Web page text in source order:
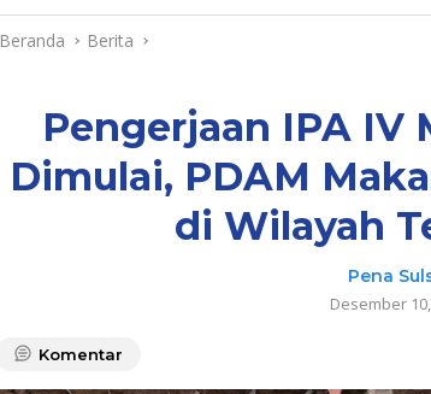
Beranda Berita
Pengerjaan IPA IV
Dimulai, PDAM
di Wilayah
Pena
Desember
Komentar